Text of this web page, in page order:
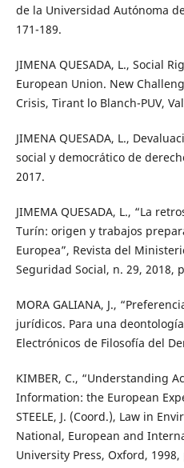
de la Universidad Autónoma
171-189.
JIMENA QUESADA, L., Social
European Union. New
Crisis, Tirant lo Blanch-PUV,
JIMENA QUESADA, L.,
social y democrático de
2017.
JIMEMA QUESADA, L., “La
Turín: origen y trabajos
Europea”, Revista del
Seguridad Social, n. 29, 2018,
MORA GALIANA, J.,
jurídicos. Para una
Electrónicos de Filosofía del
KIMBER, C., “Understanding
Information: the European
STEELE, J. (Coord.), Law in
National, European and
University Press, Oxford, 1998,